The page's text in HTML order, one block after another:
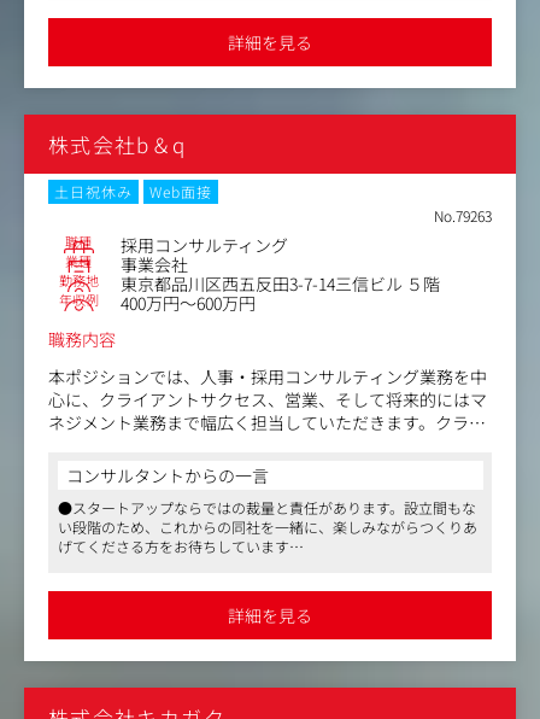
営業戦略の立案から具体的な戦術への落とし込み、マーケ
ティング・営業活動にまで幅広く携わる機会があります。
・コンサルティング提案、クロージング
・受注対応
・オンボーディング支援
・リード獲得のためのオンライン/オフラインを跨いだマ
ーケティング戦略の立案、実行、改善
・オンライン/オフラインイベントの企画設計実施
・メルマガなどのクリエイティブ監修、コンテンツライテ
ィング
・アウトバンドによるクライアントへのアウトリーチなど
【従事すべき業務の変更の範囲】同社業務全般
詳細を見る
株式会社b＆q
土日祝休み
Web面接
No.79263
職種 採用コンサルティング
業種 事業会社
勤務地 東京都品川区西五反田3-7-14三信ビル ５階
年収例
400万円～600万円
職務内容
本ポジションでは、人事・採用コンサルティング業務を中
心に、クライアントサクセス、営業、そして将来的にはマ
ネジメント業務まで幅広く担当していただきます。クライ
採用支援を行う重要な役割を担います。
【主な業務内容】
■人事・採用コンサルティング/クライアントサクセス業
務
・クライアントとの戦略ミーティング（CEOや役員クラス
コンサルタントからの一言
●スタートアップならではの裁量と責任があります。設立間もな
い段階のため、これからの同社を一緒に、楽しみながらつくりあ
げてくださる方をお待ちしています
●人事評価制度がしっかり整っています
詳細を見る